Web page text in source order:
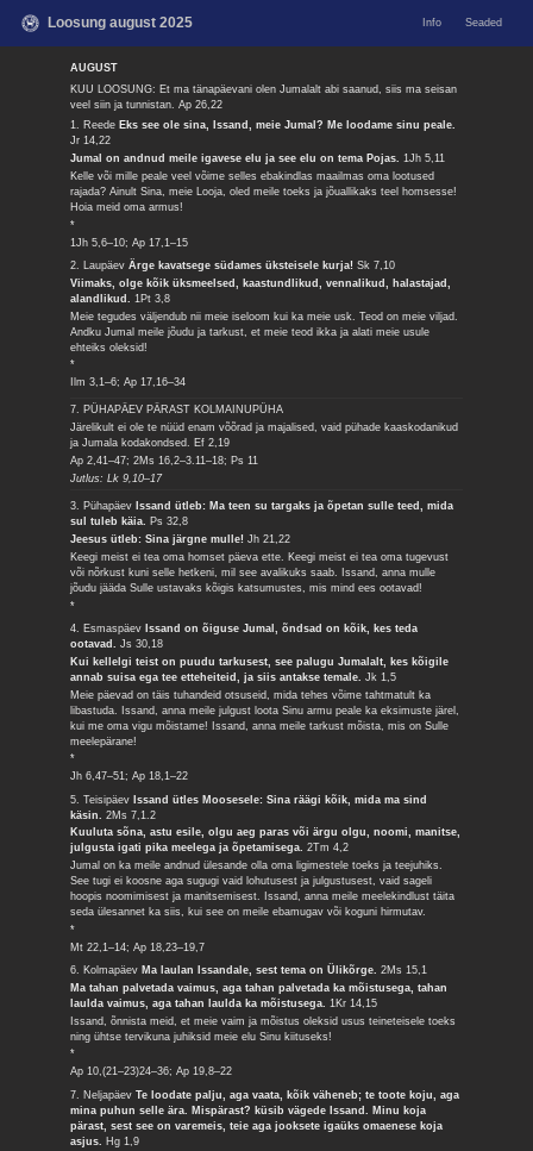
Loosung august 2025 Info Seaded
AUGUST
KUU LOOSUNG: Et ma tänapäevani olen Jumalalt abi saanud, siis ma seisan
veel siin ja tunnistan.Ap 26,22
1. Reede Eks see ole sina, Issand, meie Jumal? Me loodame sinu peale.
Jr 14,22
Jumal on andnud meile igavese elu ja see elu on tema Pojas.1Jh 5,11
Kelle või mille peale veel võime selles ebakindlas maailmas oma lootused
rajada? Ainult Sina, meie Looja, oled meile toeks ja jõuallikaks teel homsesse!
Hoia meid oma armus!
*
1Jh 5,6–10; Ap 17,1–15
2. LaupäevÄrge kavatsege südames üksteisele kurja!Sk 7,10
Viimaks, olge kõik üksmeelsed, kaastundlikud, vennalikud, halastajad,
alandlikud. 1Pt 3,8
Meie tegudes väljendub nii meie iseloom kui ka meie usk. Teod on meie viljad.
Andku Jumal meile jõudu ja tarkust, et meie teod ikka ja alati meie usule
ehteiks oleksid!
*
Ilm 3,1–6; Ap 17,16–34
7. PÜHAPÄEV PÄRAST KOLMAINUPÜHA
Järelikult ei ole te nüüd enam võõrad ja majalised, vaid pühade kaaskodanikud
ja Jumala kodakondsed. Ef 2,19
Ap 2,41–47; 2Ms 16,2–3.11–18; Ps 11
Jutlus: Lk 9,10–17
3. Pühapäev Issand ütleb: Ma teen su targaks ja õpetan sulle teed, mida
sul tuleb käia. Ps 32,8
Jeesus ütleb: Sina järgne mulle!Jh 21,22
Keegi meist ei tea oma homset päeva ette. Keegi meist ei tea oma tugevust
või nõrkust kuni selle hetkeni, mil see avalikuks saab. Issand, anna mulle
jõudu jääda Sulle ustavaks kõigis katsumustes, mis mind ees ootavad!
*
4. Esmaspäev Issand on õiguse Jumal, õndsad on kõik, kes teda
ootavad.Js 30,18
Kui kellelgi teist on puudu tarkusest, see palugu Jumalalt, kes kõigile
annab suisa ega tee etteheiteid, ja siis antakse temale.Jk 1,5
Meie päevad on täis tuhandeid otsuseid, mida tehes võime tahtmatult ka
libastuda. Issand, anna meile julgust loota Sinu armu peale ka eksimuste järel,
kui me oma vigu mõistame! Issand, anna meile tarkust mõista, mis on Sulle
meelepärane!
*
Jh 6,47–51; Ap 18,1–22
5. Teisipäev Issand ütles Moosesele: Sina räägi kõik, mida ma sind
käsin.2Ms 7,1.2
Kuuluta sõna, astu esile, olgu aeg paras või ärgu olgu, noomi, manitse,
julgusta igati pika meelega ja õpetamisega.2Tm 4,2
Jumal on ka meile andnud ülesande olla oma ligimestele toeks ja teejuhiks.
See tugi ei koosne aga sugugi vaid lohutusest ja julgustusest, vaid sageli
hoopis noomimisest ja manitsemisest. Issand, anna meile meelekindlust täita
seda ülesannet ka siis, kui see on meile ebamugav või koguni hirmutav.
*
Mt 22,1–14; Ap 18,23–19,7
6. Kolmapäev Ma laulan Issandale, sest tema on Ülikõrge.2Ms 15,1
Ma tahan palvetada vaimus, aga tahan palvetada ka mõistusega, tahan
laulda vaimus, aga tahan laulda ka mõistusega. 1Kr 14,15
Issand, õnnista meid, et meie vaim ja mõistus oleksid usus teineteisele toeks
ning ühtse tervikuna juhiksid meie elu Sinu kiituseks!
*
Ap 10,(21–23)24–36; Ap 19,8–22
7. NeljapäevTe loodate palju, aga vaata, kõik väheneb; te toote koju, aga
mina puhun selle ära. Mispärast? küsib vägede Issand. Minu koja
pärast, sest see on varemeis, teie aga jooksete igaüks omaenese koja
asjus. Hg 1,9